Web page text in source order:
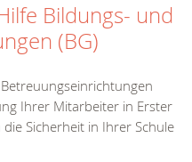
Bildungs- und
(BG)
Ihrer Mitarbeiter in Erster
Sicherheit in Ihrer Schule